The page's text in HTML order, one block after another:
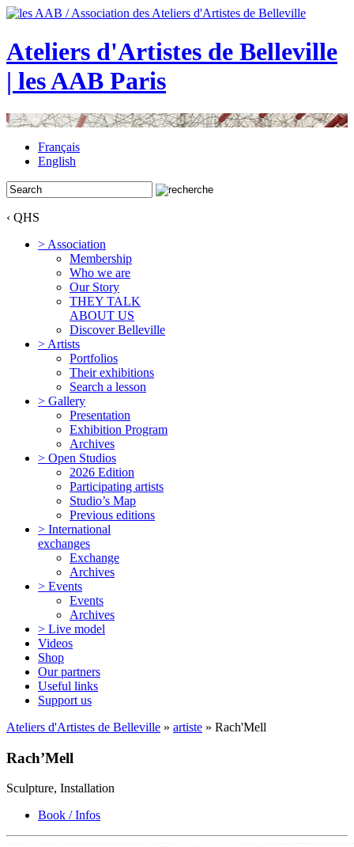
Ateliers d'Artistes de Belleville
| les AAB Paris
Français
English
‹ QHS
> Association
Membership
Who we are
Our Story
THEY TALK
ABOUT US
Discover Belleville
> Artists
Portfolios
Their exhibitions
Search a lesson
> Gallery
Presentation
Exhibition Program
Archives
> Open Studios
2026 Edition
Participating artists
Studio’s Map
Previous editions
> International
exchanges
Exchange
Archives
> Events
Events
Archives
> Live model
Videos
Shop
Our partners
Useful links
Support us
Ateliers d'Artistes de Belleville » artiste » Rach'Mell
Rach’Mell
Sculpture, Installation
Book / Infos